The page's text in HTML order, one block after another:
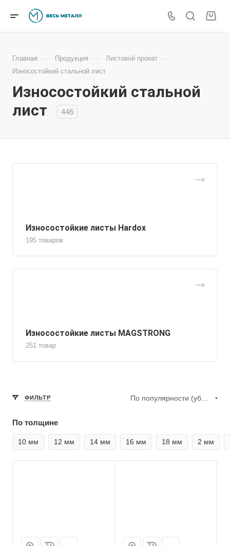
Главная — Продукция — Листовой прокат —
Износостойкий стальной лист
Износостойкий стальной
лист
446
Износостойкие листы Hardox
195 товаров
Износостойкие листы MAGSTRONG
251 товар
ФИЛЬТР
По толщине
10 мм 12 мм 14 мм 16 мм 18 мм 2 мм